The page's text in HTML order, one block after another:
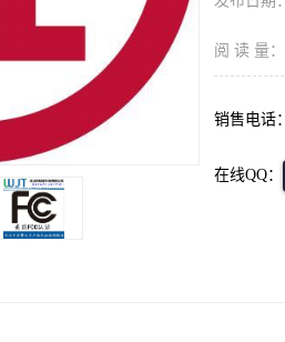
阅 读 量：
销售电话：
在线QQ：